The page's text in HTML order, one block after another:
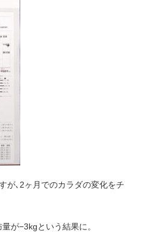
が､2ヶ月でのカラダの変化をチ
が−3kgという結果に。